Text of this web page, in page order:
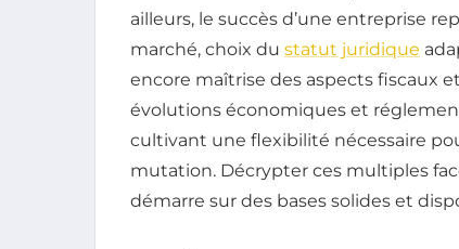
ailleurs, le succès d’une entreprise
marché, choix du statut juridique
encore maîtrise des aspects fiscaux
évolutions économiques et
cultivant une flexibilité nécessaire
mutation. Décrypter ces multiples
démarre sur des bases solides et